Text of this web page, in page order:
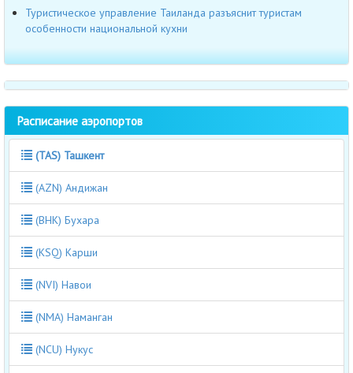
Туристическое управление Таиланда разъяснит туристам
особенности национальной кухни
Расписание аэропортов
(TAS) Ташкент
(AZN) Андижан
(BHK) Бухара
(KSQ) Карши
(NVI) Навои
(NMA) Наманган
(NCU) Нукус